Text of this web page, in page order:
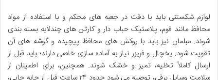
لوازم شکستنی باید با دقت در جعبه های محکم و با استفاده از مواد
محافظ مانند فوم، پلاستیک حباب دار و کارتن های چندلایه بسته بندی
شوند. مبلمان نیز باید با روکش های محافظ پیچیده و گوشه های آن
تقویت شود. یخچال و فریزر نیاز به آماده سازی خاصی دارند؛ باید قبل از
ارسال کاملاً تخلیه، تمیز و خشک شوند. همچنین، برای اطمینان از